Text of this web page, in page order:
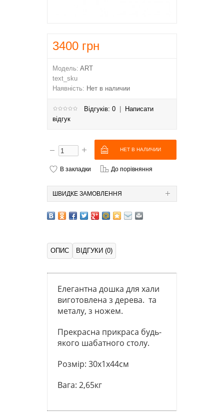
3400 грн
Модель: ART
text_sku
Наявність: Нет в наличии
Відгуків: 0
Написати
відгук
В закладки До порівняння
ШВИДКЕ ЗАМОВЛЕННЯ
ОПИС ВІДГУКИ (0)
Елегантна дошка для хали
виготовлена з дерева. та
металу, з ножем.
Прекрасна прикраса будь-
якого шабатного столу.
Розмір: 30х1х44см
Вага: 2,65кг